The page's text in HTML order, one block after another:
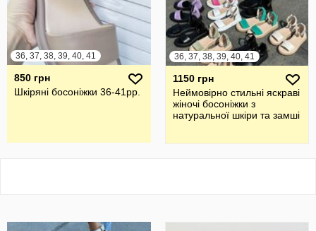
36, 37, 38, 39, 40, 41
850 грн
Шкіряні босоніжки 36-41рр.
36, 37, 38, 39, 40, 41
1150 грн
Неймовірно стильні яскраві
жіночі босоніжки з
натуральної шкіри та замші